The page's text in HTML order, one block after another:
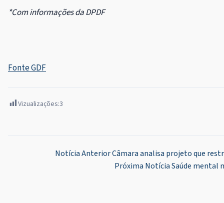
*Com informações da DPDF
Fonte GDF
Vizualizações:3
NavegaçãoNotícia AnteriorCâmara analisa projeto que
Próxima NotíciaSaúde mental